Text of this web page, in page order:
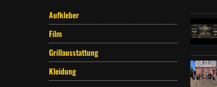
Aufkleber
Film
Grillausstattung
Kleidung